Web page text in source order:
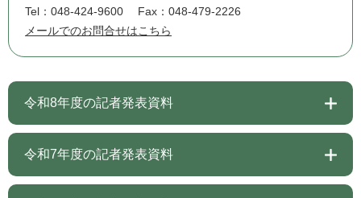
Tel：048-424-9600
Fax：048-479-2226
メールでのお問合せはこちら
令和8年度の記者発表資料
令和7年度の記者発表資料